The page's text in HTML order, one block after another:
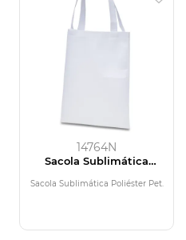
14764N
Sacola Sublimática
Sacola Sublimática Poliéster Pet.